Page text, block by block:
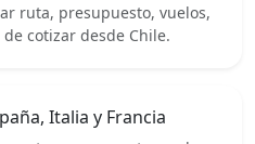
ruta, presupuesto, vuelos,
cotizar desde Chile.
Italia y Francia